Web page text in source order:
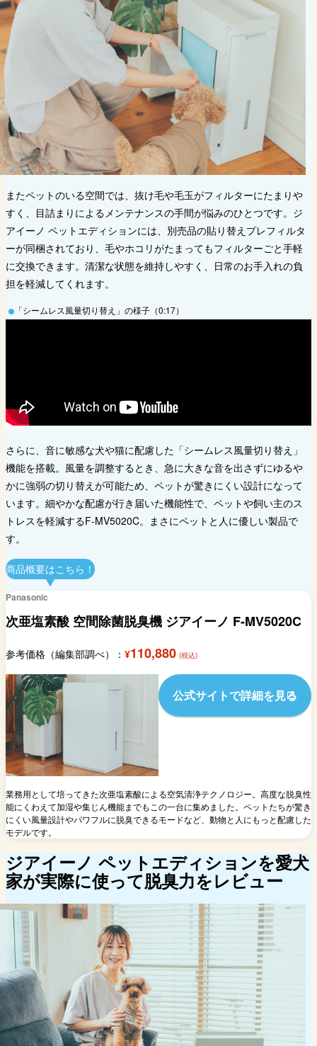
またペットのいる空間では、抜け毛や毛玉がフィルターにたまりや
すく、目詰まりによるメンテナンスの手間が悩みのひとつです。ジ
アイーノ ペットエディションには、別売品の貼り替えプレフィルタ
ーが同梱されており、毛やホコリがたまってもフィルターごと手軽
に交換できます。清潔な状態を維持しやすく、日常のお手入れの負
担を軽減してくれます。
「シームレス風量切り替え」の様子（0:17）
さらに、音に敏感な犬や猫に配慮した「シームレス風量切り替え」
機能を搭載。風量を調整するとき、急に大きな音を出さずにゆるや
かに強弱の切り替えが可能ため、ペットが驚きにくい設計になって
います。細やかな配慮が行き届いた機能性で、ペットや飼い主のス
トレスを軽減するF-MV5020C。まさにペットと人に優しい製品で
す。
商品概要はこちら！
Panasonic
次亜塩素酸 空間除菌脱臭機 ジアイーノ F-MV5020C
参考価格（編集部調べ）： ¥110,880 (税込)
公式サイトで詳細を見る
業務用として培ってきた次亜塩素酸による空気清浄テクノロジー。高度な脱臭性
能にくわえて加湿や集じん機能までもこの一台に集めました。ペットたちが驚き
にくい風量設計やパワフルに脱臭できるモードなど、動物と人にもっと配慮した
モデルです。
ジアイーノ ペットエディションを愛犬
家が実際に使って脱臭力をレビュー